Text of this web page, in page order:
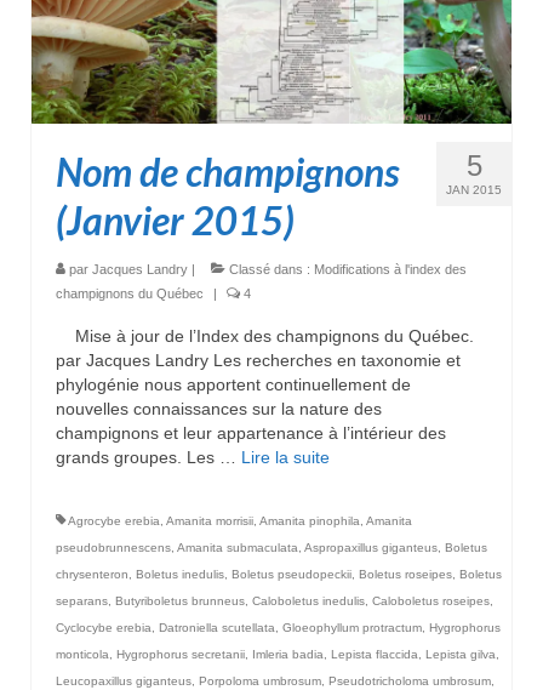
5
JAN 2015
Nom de champignons
(Janvier 2015)
par Jacques Landry | Classé dans : Modifications à l'index des
champignons du Québec
| 4
Mise à jour de l’Index des champignons du Québec.
par Jacques Landry Les recherches en taxonomie et
phylogénie nous apportent continuellement de
nouvelles connaissances sur la nature des
champignons et leur appartenance à l’intérieur des
grands groupes. Les … Lire la suite­­
Agrocybe erebia Amanita morrisii Amanita pinophila Amanita
pseudobrunnescens Amanita submaculata Aspropaxillus giganteus Boletus
chrysenteron
Boletus inedulis Boletus pseudopeckii Boletus roseipes Boletus
separans Butyriboletus brunneus Caloboletus inedulis Caloboletus roseipes
Cyclocybe erebia
Datroniella scutellata Gloeophyllum protractum Hygrophorus
monticola
Hygrophorus secretanii Imleria badia Lepista flaccida Lepista gilva
Leucopaxillus giganteus Porpoloma umbrosum Pseudotricholoma umbrosum